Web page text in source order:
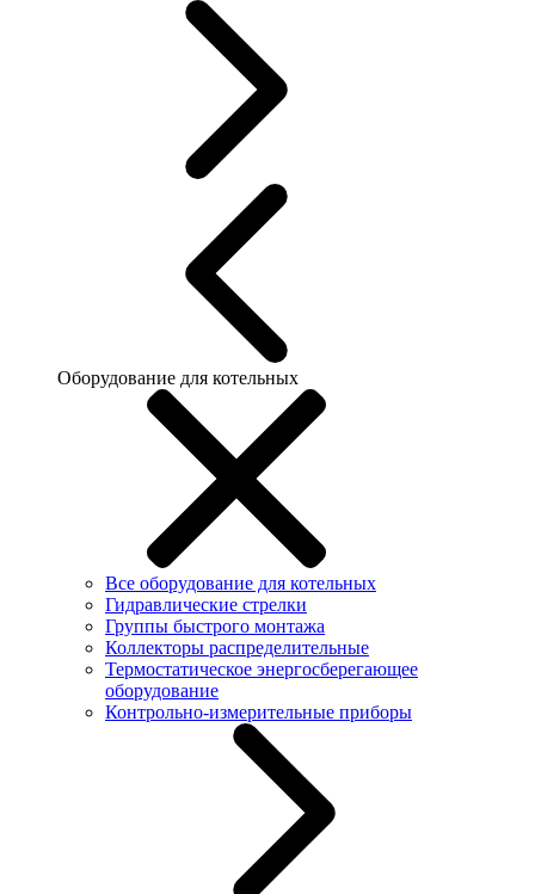
Оборудование для котельных
Все оборудование для котельных
Гидравлические стрелки
Группы быстрого монтажа
Коллекторы распределительные
Термостатическое энергосберегающее
оборудование
Контрольно-измерительные приборы